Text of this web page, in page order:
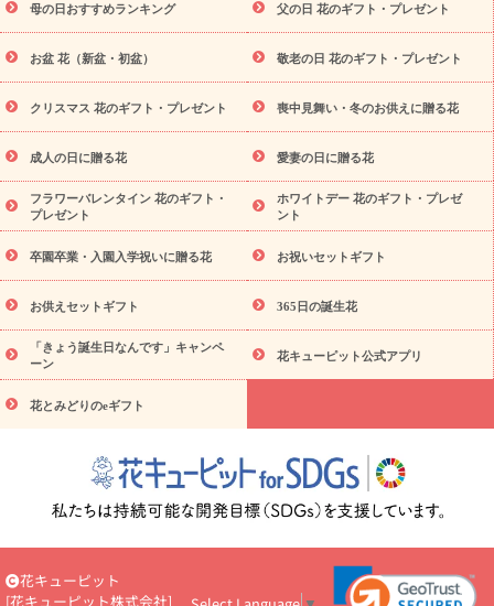
供え・お悔やみ商品一覧
お供え・お悔やみの花
四十九日法要以
降に贈る花
通夜・葬儀に贈る花
お供え お花とセットギフト
お供え プリザーブドフラワー
ペットのお供えフラワー
お盆（新
盆・初盆）
その他 お祝い返し お見舞い
お取り寄せギフト
ビジネス用
ご自宅用 観葉植物 ミディ胡蝶蘭
プリザーブ
ドフラワー
スタイルから探す アレンジメント 花束
スタ
ンド花
お祝い お供え・お悔やみ 胡蝶蘭 胡蝶蘭・花鉢
ディ胡蝶蘭・お祝い
ミディ胡蝶蘭・お供え
世界初の青色胡蝶蘭
観葉植物
観葉植物 産直多肉植物
プリザーブドフラワー
お祝い
お供え・お悔やみ 花とセットギフト
セミオーダー
プチギフト（hanamore -ハナモア-）
花とみどりのeギフト
花キューピットのeGfit
カラー ピンク
イエローオレンジ
レッド
お花の種類 ユリ トルコキキョウ
ら探す
お祝い お祝い・3000円～ お祝い・4000円～
お祝
い・5000円～ お祝い・7000円～ お祝い・10000円～
え・お悔やみ
お供え・お悔やみ・3000円～
お供え・お悔や
み・5000円～ お供え・お悔やみ・
いのマナー
定年退職祝いのマナー
お祝いを贈るときのマナ
花キューピットのお祝いコラム一覧
誕生日のお花を
「色彩心理学」で選ぶ方法
結婚祝いの予算相場
出産祝いお役立
スタンド花（フラスタ）のマナー
お見舞いのマナー
とルール
新築引っ越し祝いコラム
お祝い花のマナー総まとめ
母の日おすすめランキング 父の日 花のギフト・プレゼント
お盆 花（新盆・初盆） 敬老の日 花のギフト・プレゼント
クリスマス 花のギフト・プレゼント 喪中見舞い・冬のお供えに贈る花
成人の日に贈る花 愛妻の日に贈る花
フラワーバレンタイン 花のギフト・
プレゼント
ホワイトデー 花のギフト・プレゼ
ント
卒園卒業・入園入学祝いに贈る花 お祝いセットギフト
お供えセットギフト 365日の誕生花
「きょう誕生日なんです」キャンペ
ーン
花キューピット公式アプリ
花とみどりのeギフト
花キューピット
[花キューピット株式会社]